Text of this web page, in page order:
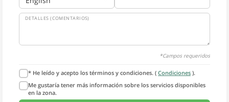
DETALLES (COMENTARIOS)
*Campos requeridos
* He leído y acepto los términos y condiciones. ( Condiciones ).
Me gustaría tener más información sobre los servicios disponibles
en la zona.